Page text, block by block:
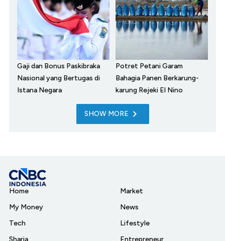
Gaji dan Bonus Paskibraka
Nasional yang Bertugas di
Istana Negara
Potret Petani Garam
Bahagia Panen Berkarung-
karung Rejeki El Nino
SHOW MORE
Home
My Money
Tech
Market
News
Lifestyle